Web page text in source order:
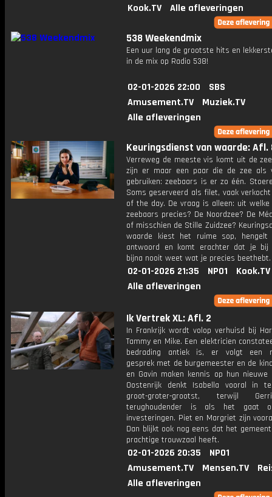
Kook.TV
Alle afleveringen
538 Weekendmix
Een uur lang de grootste hits en
in de mix op Radio 538!
02-01-2026 22:00
SBS
Amusement.TV
Muziek.TV
Alle afleveringen
Keuringsdienst van waarde: Afl.
Verreweg de meeste vis komt uit de
zijn er maar een paar die de zee als
gebruiken: zeebaars is er zo één.
Soms geserveerd als filet, vaak
of the day. De vraag is alleen: uit
zeebaars precies? De Noordzee? De
of misschien de Stille Zuidzee?
waarde kiest het ruime sop,
antwoord en komt erachter dat je bij
bijna nooit weet wat je precies beethebt.
02-01-2026 21:35 NPO1
Kook.TV
Alle afleveringen
Ik Vertrek XL: Afl. 2
In Frankrijk wordt volop verhuisd bij
Tammy en Mike. Een elektricien
bedrading antiek is, er volgt een
gesprek met de burgemeester en de
en Gavin maken kennis op hun nieuwe
Oostenrijk denkt Isabella vooral in
groot-groter-grootst, terwijl
terughoudender is als het gaat
investeringen. Piet en Margriet zijn
Dan blijkt ook nog eens dat het
prachtige trouwzaal heeft.
02-01-2026 20:35
NPO1
Amusement.TV
Mensen.TV
Alle afleveringen